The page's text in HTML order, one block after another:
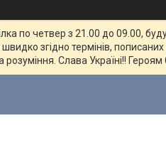
по четвер з 21.00 до 09.00,
згідно термінів,
Слава Україні!! Героям